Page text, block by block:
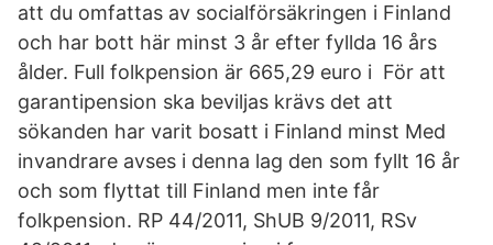
att du omfattas av socialförsäkringen i Finland
och har bott här minst 3 år efter fyllda 16 års
ålder. Full folkpension är 665,29 euro i För att
garantipension ska beviljas krävs det att
sökanden har varit bosatt i Finland minst Med
invandrare avses i denna lag den som fyllt 16 år
och som flyttat till Finland men inte får
folkpension. RP 44/2011, ShUB 9/2011, RSv